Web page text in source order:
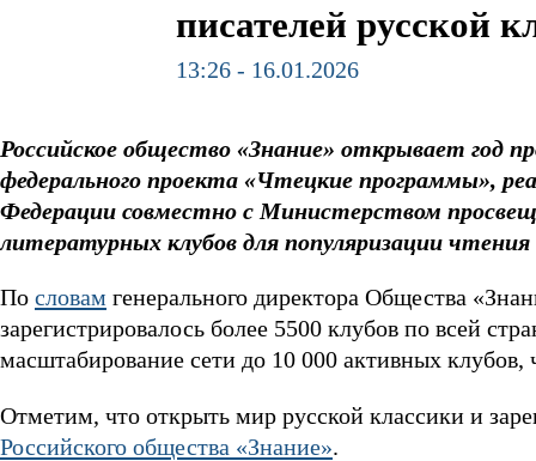
писателей русской
13:26 - 16.01.2026
Российское общество «Знание» открывает год
федерального проекта «Чтецкие программы»,
Федерации совместно с Министерством
литературных клубов для популяризации
По словам генерального директора Общества
зарегистрировалось более 5500 клубов по всей
масштабирование сети до 10 000 активных
Отметим, что открыть мир русской классики и
Российского общества «Знание».